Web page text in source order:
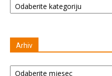
Arhiv
Arhiv